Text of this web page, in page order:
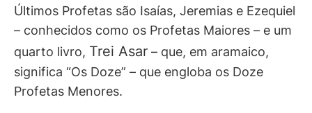
Últimos Profetas são Isaías, Jeremias e Ezequiel
– conhecidos como os Profetas Maiores – e um
quarto livro, Trei Asar – que, em aramaico,
significa “Os Doze” – que engloba os Doze
Profetas Menores.